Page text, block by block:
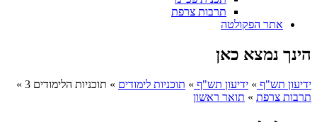
תרבות צרפת
אתר הפקולטה
הינך נמצא כאן
ידיעון תש"ף » ידיעון תש"ף » תוכניות לימודים » תוכניות הלימודים 3
»
תרבות צרפת » תואר ראשון